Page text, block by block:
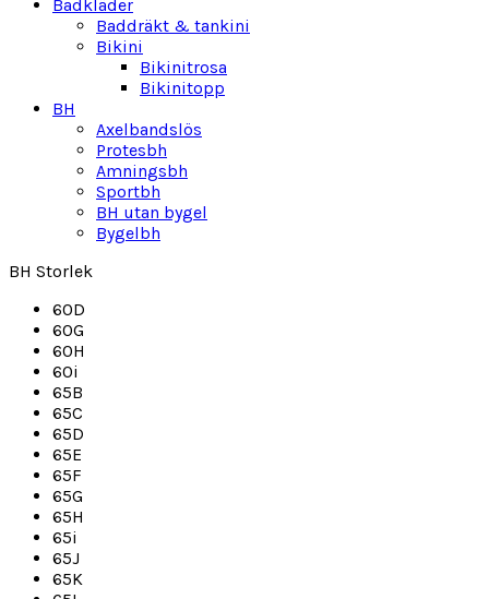
Badkläder
Baddräkt & tankini
Bikini
Bikinitrosa
Bikinitopp
BH
Axelbandslös
Protesbh
Amningsbh
Sportbh
BH utan bygel
Bygelbh
BH Storlek
60D
60G
60H
60i
65B
65C
65D
65E
65F
65G
65H
65i
65J
65K